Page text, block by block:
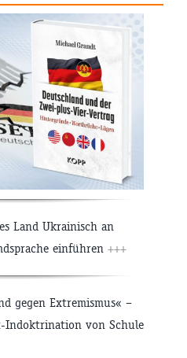
Land Ukrainisch an
einführen +++
gegen Extremismus« –
Indoktrination von Schule